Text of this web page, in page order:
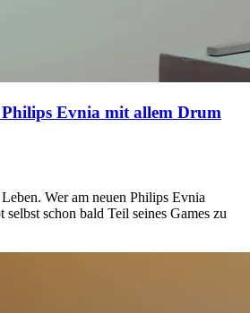
Evnia mit allem Drum
Wer am neuen Philips Evnia
schon bald Teil seines Games zu